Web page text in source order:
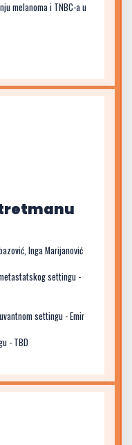
melanoma i TNBC-a u
Inga Marijanović
settingu -
settingu - Emir
- TBD